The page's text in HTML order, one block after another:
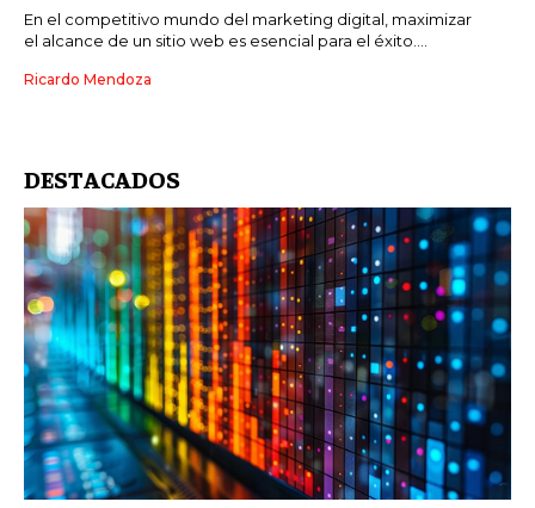
En el competitivo mundo del marketing digital, maximizar
el alcance de un sitio web es esencial para el éxito....
Ricardo Mendoza
DESTACADOS